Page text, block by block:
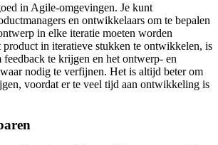
in Agile-omgevingen. Je kunt
en ontwikkelaars om te bepalen
in elke iteratie moeten worden
in iteratieve stukken te ontwikkelen, is
te krijgen en het ontwerp- en
nodig te verfijnen. Het is altijd beter om
voordat er te veel tijd aan ontwikkeling is